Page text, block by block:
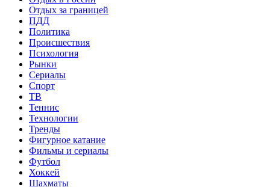
Отдых за границей
ПДД
Политика
Происшествия
Психология
Рынки
Сериалы
Спорт
ТВ
Теннис
Технологии
Тренды
Фигурное катание
Фильмы и сериалы
Футбол
Хоккей
Шахматы